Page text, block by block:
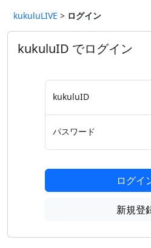
kukuluLIVE > ログイン
kukuluID でログイン
kukuluID
パスワード
ログイ
新規登